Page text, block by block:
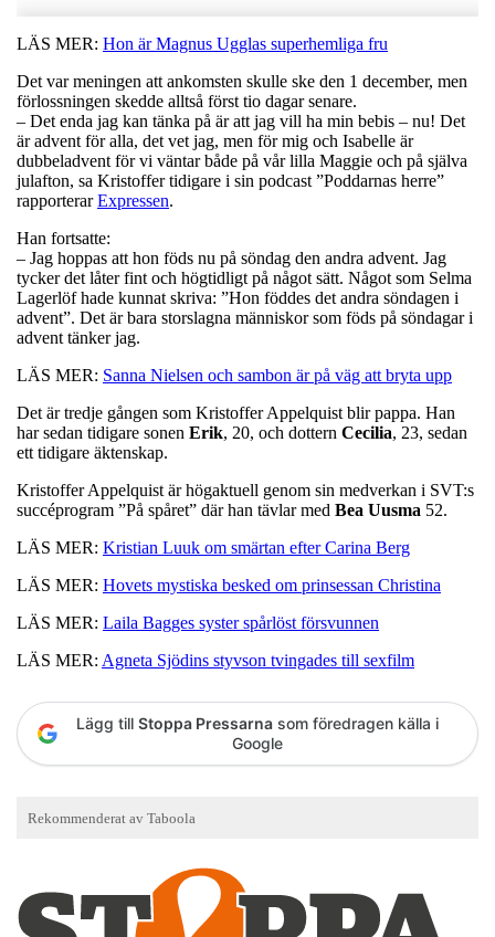
LÄS MER: Hon är Magnus Ugglas superhemliga fru
Det var meningen att ankomsten skulle ske den 1 december, men
förlossningen skedde alltså först tio dagar senare.
– Det enda jag kan tänka på är att jag vill ha min bebis – nu! Det
är advent för alla, det vet jag, men för mig och Isabelle är
dubbeladvent för vi väntar både på vår lilla Maggie och på själva
julafton, sa Kristoffer tidigare i sin podcast ”Poddarnas herre”
rapporterarExpressen.
Han fortsatte:
– Jag hoppas att hon föds nu på söndag den andra advent. Jag
tycker det låter fint och högtidligt på något sätt. Något som Selma
Lagerlöf hade kunnat skriva: ”Hon föddes det andra söndagen i
advent”. Det är bara storslagna människor som föds på söndagar i
advent tänker jag.
LÄS MER: Sanna Nielsen och sambon är på väg att bryta upp
Det är tredje gången som Kristoffer Appelquist blir pappa. Han
har sedan tidigare sonen Erik, 20, och dottern Cecilia, 23, sedan
ett tidigare äktenskap.
Kristoffer Appelquist är högaktuell genom sin medverkan i SVT:s
succéprogram ”På spåret” där han tävlar med Bea Uusma 52.
LÄS MER: Kristian Luuk om smärtan efter Carina Berg
LÄS MER: Hovets mystiska besked om prinsessan Christina
LÄS MER: Laila Bagges syster spårlöst försvunnen
LÄS MER: Agneta Sjödins styvson tvingades till sexfilm
Lägg till Stoppa Pressarna som föredragen källa i
Google